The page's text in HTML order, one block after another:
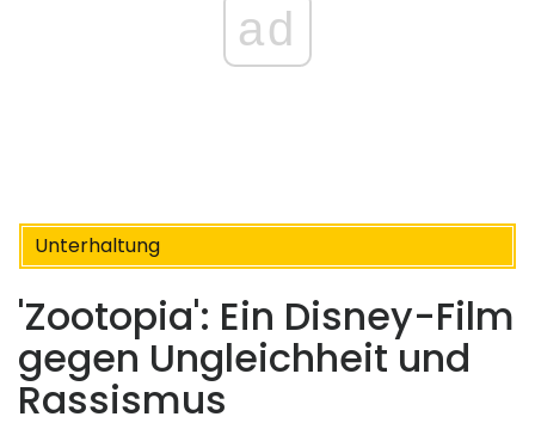
ad
Unterhaltung
'Zootopia': Ein Disney-Film
gegen Ungleichheit und
Rassismus